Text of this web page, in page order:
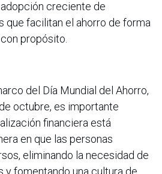
creciente de
que facilitan el ahorro de forma
propósito.
del Día Mundial del Ahorro,
octubre, es importante
financiera está
en que las personas
eliminando la necesidad de
fomentando una cultura de